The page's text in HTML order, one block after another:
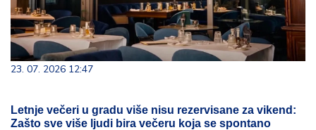
23. 07. 2026 12:47
Letnje večeri u gradu više nisu rezervisane za vikend:
Zašto sve više ljudi bira večeru koja se spontano